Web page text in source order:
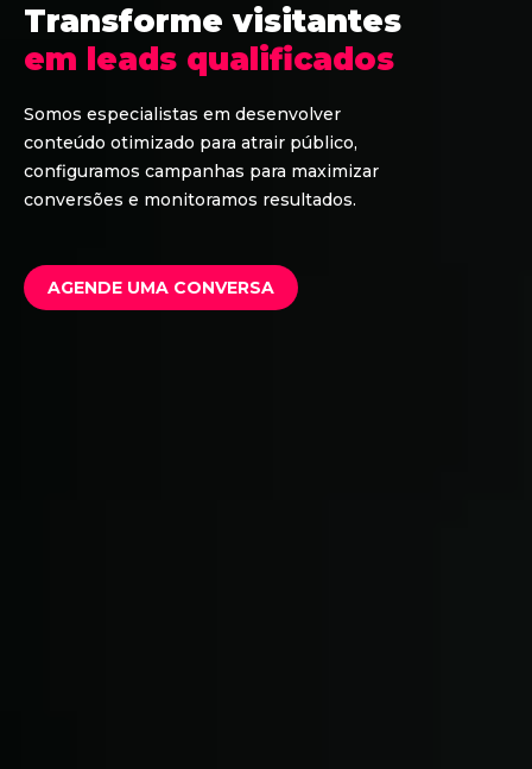
Transforme visitantes
em leads qualificados
Somos especialistas em desenvolver
conteúdo otimizado para atrair público,
configuramos campanhas para maximizar
conversões e monitoramos resultados.
AGENDE UMA CONVERSA